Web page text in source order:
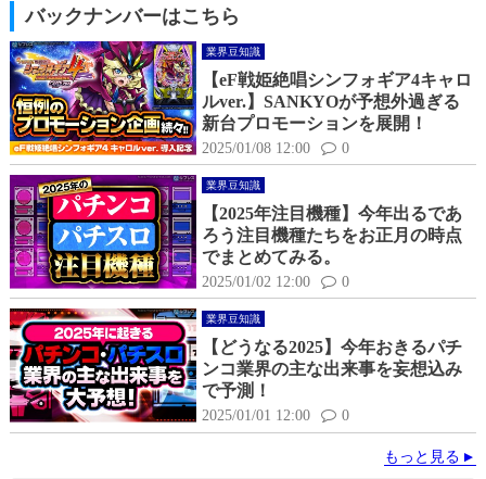
バックナンバーはこちら
業界豆知識
【eF戦姫絶唱シンフォギア4キャロ
ルver.】SANKYOが予想外過ぎる
新台プロモーションを展開！
2025/01/08 12:00 0
業界豆知識
【2025年注目機種】今年出るであ
ろう注目機種たちをお正月の時点
でまとめてみる。
2025/01/02 12:00 0
業界豆知識
【どうなる2025】今年おきるパチ
ンコ業界の主な出来事を妄想込み
で予測！
2025/01/01 12:00 0
もっと見る